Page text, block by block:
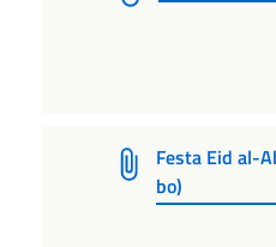
Festa Eid al-
bo)